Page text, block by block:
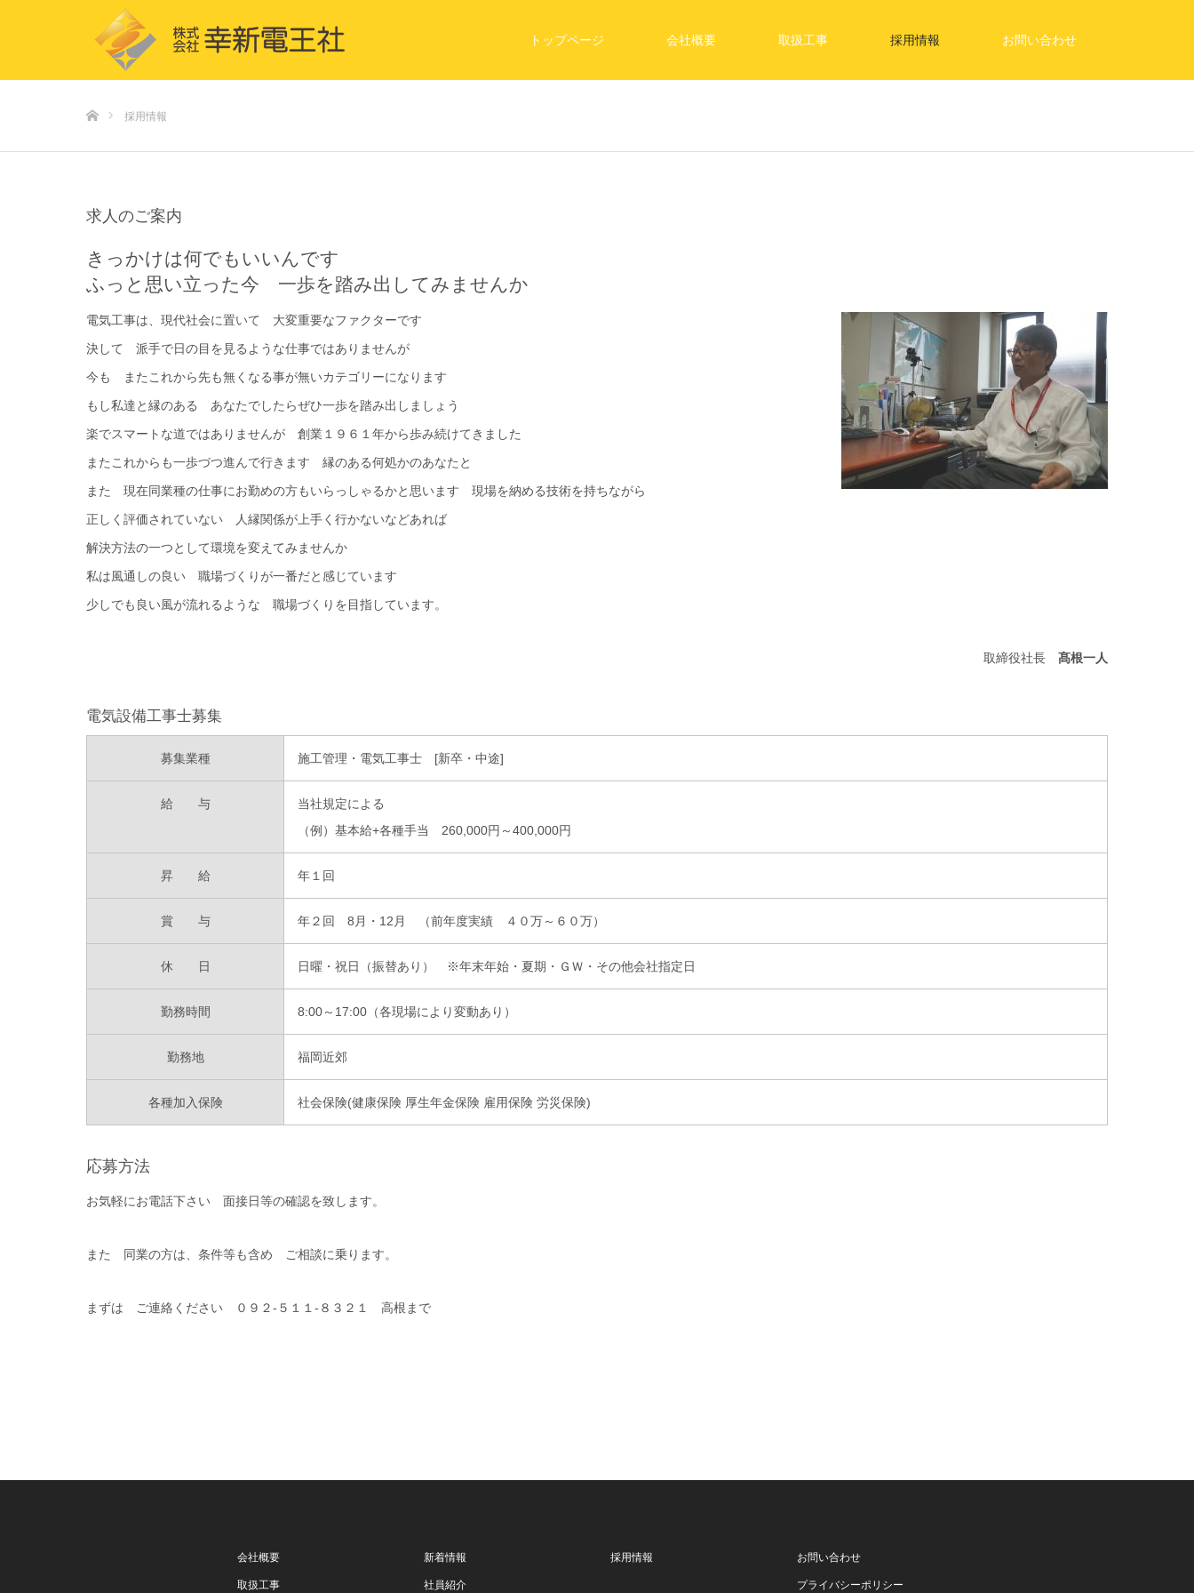
トップページ 会社概要 取扱工事 採用情報 お問い合わせ
採用情報
求人のご案内
きっかけは何でもいいんです
ふっと思い立った今 一歩を踏み出してみませんか
電気工事は、現代社会に置いて 大変重要なファクターです
決して 派手で日の目を見るような仕事ではありませんが
今も またこれから先も無くなる事が無いカテゴリーになります
もし私達と縁のある あなたでしたらぜひ一歩を踏み出しましょう
楽でスマートな道ではありませんが 創業１９６１年から歩み続けてきました
またこれからも一歩づつ進んで行きます 縁のある何処かのあなたと
また 現在同業種の仕事にお勤めの方もいらっしゃるかと思います 現場を納める技術を持ちながら
正しく評価されていない 人縁関係が上手く行かないなどあれば
解決方法の一つとして環境を変えてみませんか
私は風通しの良い 職場づくりが一番だと感じています
少しでも良い風が流れるような 職場づくりを目指しています。
取締役社長 髙根一人
電気設備工事士募集
募集業種 施工管理・電気工事士 [新卒・中途]
給 与
当社規定による
（例）基本給+各種手当 260,000円～400,000円
昇 給 年１回
賞 与 年２回 8月・12月 （前年度実績 ４０万～６０万）
休 日 日曜・祝日（振替あり） ※年末年始・夏期・ＧＷ・その他会社指定日
勤務時間 8:00～17:00（各現場により変動あり）
勤務地 福岡近郊
各種加入保険 社会保険(健康保険 厚生年金保険 雇用保険 労災保険)
応募方法
お気軽にお電話下さい 面接日等の確認を致します。
また 同業の方は、条件等も含め ご相談に乗ります。
まずは ご連絡ください ０９２-５１１-８３２１ 高根まで
会社概要
取扱工事
新着情報
社員紹介
採用情報 お問い合わせ
プライバシーポリシー